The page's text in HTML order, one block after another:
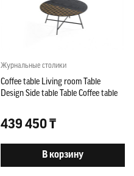
Журнальные столики
Coffee table Living room Table
Design Side table Table Coffee table
439 450 ₸
В корзину